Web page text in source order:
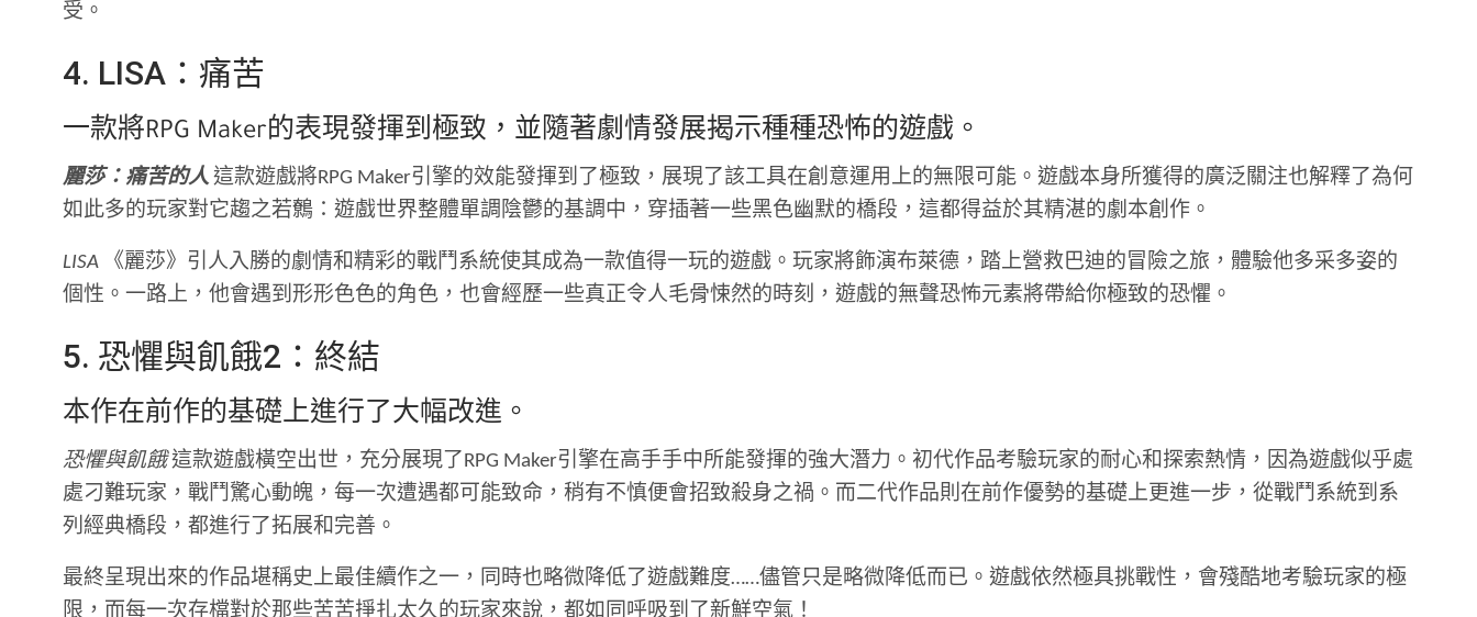
受。
4. LISA：痛苦
一款將RPG Maker的表現發揮到極致，並隨著劇情發展揭示種種恐怖的遊戲。
麗莎：痛苦的人這款遊戲將RPG Maker引擎的效能發揮到了極致，展現了該工具在創意運用上的無限可能。遊戲本身所獲得的廣泛關注也解釋了為何
如此多的玩家對它趨之若鷯：遊戲世界整體單調陰鬱的基調中，穿插著一些黑色幽默的橋段，這都得益於其精湛的劇本創作。
LISA 《麗莎》引人入勝的劇情和精彩的戰鬥系統使其成為一款值得一玩的遊戲。玩家將飾演布萊德，踏上營救巴迪的冒險之旅，體驗他多采多姿的
個性。一路上，他會遇到形形色色的角色，也會經歷一些真正令人毛骨悚然的時刻，遊戲的無聲恐怖元素將帶給你極致的恐懼。
5. 恐懼與飢餓2：終結
本作在前作的基礎上進行了大幅改進。
恐懼與飢餓這款遊戲橫空出世，充分展現了RPG Maker引擎在高手手中所能發揮的強大潛力。初代作品考驗玩家的耐心和探索熱情，因為遊戲似乎處
處刁難玩家，戰鬥驚心動魄，每一次遭遇都可能致命，稍有不慎便會招致殺身之禍。而二代作品則在前作優勢的基礎上更進一步，從戰鬥系統到系
列經典橋段，都進行了拓展和完善。
最終呈現出來的作品堪稱史上最佳續作之一，同時也略微降低了遊戲難度……儘管只是略微降低而已。遊戲依然極具挑戰性，會殘酷地考驗玩家的極
限，而每一次存檔對於那些苦苦掙扎太久的玩家來說，都如同呼吸到了新鮮空氣！